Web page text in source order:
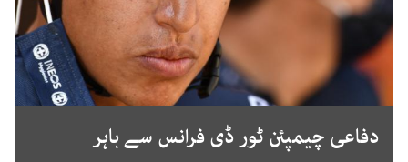
دفاعی چیمپئن ٹور ڈی فرانس سے باہر